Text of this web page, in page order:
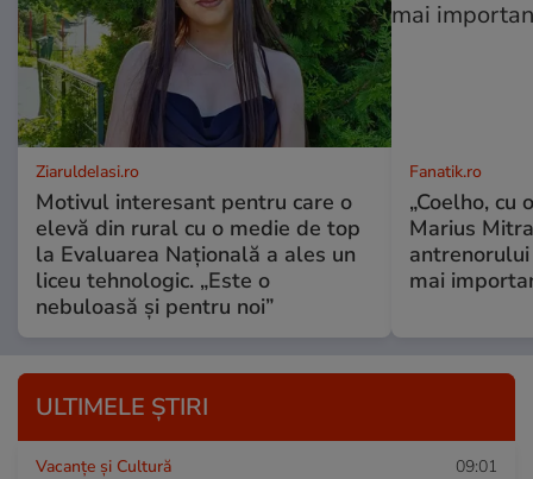
ZiaruldeIasi.ro
Motivul interesant pentru care o
elevă din rural cu o medie de top
la Evaluarea Națională a ales un
liceu tehnologic. „Este o
nebuloasă și pentru noi”
Fanatik.ro
„Coelho, cu
Marius
antrenorului
mai
ULTIMELE ȘTIRI
Vacanțe și Cultură 09:01